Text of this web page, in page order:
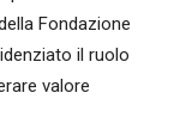
Fondazione
il ruolo
valore